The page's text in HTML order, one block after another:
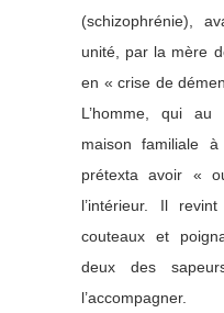
(schizophrénie),
unité, par la mère
en « crise de
L’homme, qui
maison familiale à
prétexta avoir «
l’intérieur. Il
couteaux et
deux des
l’accompagner.